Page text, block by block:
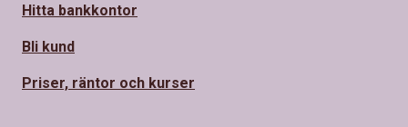
Hitta bankkontor
Bli kund
Priser, räntor och kurser